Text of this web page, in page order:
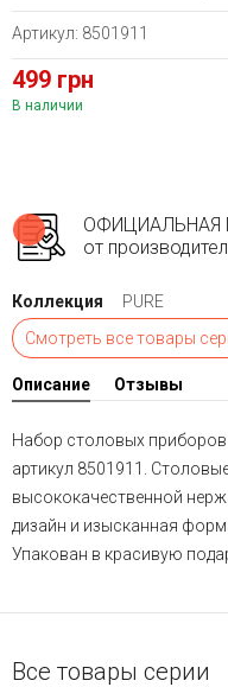
Артикул: 8501911
499 грн
В наличии
ОФИЦИАЛЬНАЯ
от
Коллекция
PURE
Смотреть все товары
Описание Отзывы
Набор столовых приборов
артикул 8501911.
высококачественной
дизайн и изысканная
Упакован в красивую
Все товары серии